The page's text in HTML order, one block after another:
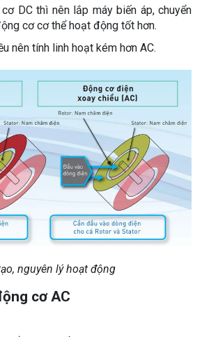
DC thì nên lắp máy biến áp, chuyển
cơ cơ thể hoạt động tốt hơn.
nên tính linh hoạt kém hơn AC.
nguyên lý hoạt động
cơ AC